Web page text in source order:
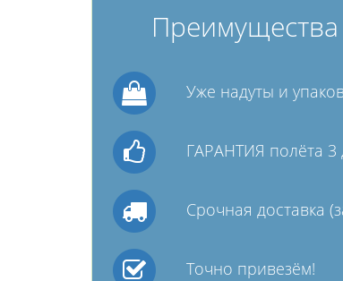
Уже надуты и
ГАРАНТИЯ полёта 3
Срочная доставка
Точно привезём!